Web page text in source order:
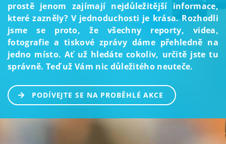
prostě jenom zajímají nejdůležitější informace,
které zazněly? V jednoduchosti je krása. Rozhodli
jsme se proto, že všechny reporty, videa,
fotografie a tiskové zprávy dáme přehledně na
jedno místo. Ať už hledáte cokoliv, určitě jste tu
správně. Teď už Vám nic důležitého neuteče.
PODÍVEJTE SE NA PROBĚHLÉ AKCE